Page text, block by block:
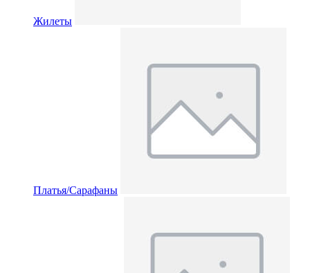
Жилеты
Платья/Сарафаны